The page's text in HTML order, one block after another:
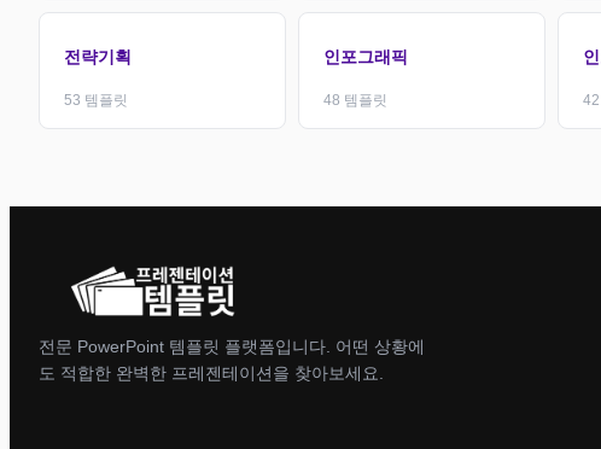
전략기획
53 템플릿
인포그래픽
48 템플릿 42
전문 PowerPoint 템플릿 플랫폼입니다. 어떤 상황에
도 적합한 완벽한 프레젠테이션을 찾아보세요.